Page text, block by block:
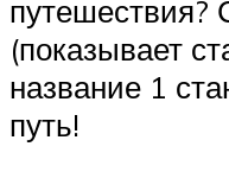
путешествия?
(показывает
название 1
путь!